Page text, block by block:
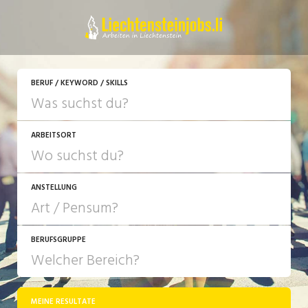
BERUF / KEYWORD / SKILLS
ARBEITSORT
ANSTELLUNG
JOB-TYP
Festanstellung
BERUFSGRUPPE
MEINE RESULTATE
JETZT BEWERBEN